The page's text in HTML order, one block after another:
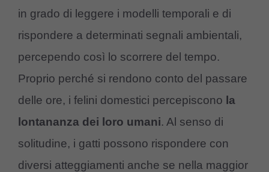
in grado di leggere i modelli temporali e di
rispondere a determinati segnali ambientali,
percependo così lo scorrere del tempo.
Proprio perché si rendono conto del passare
delle ore, i felini domestici percepiscono la
lontananza dei loro umani. Al senso di
solitudine, i gatti possono rispondere con
diversi atteggiamenti anche se nella maggior